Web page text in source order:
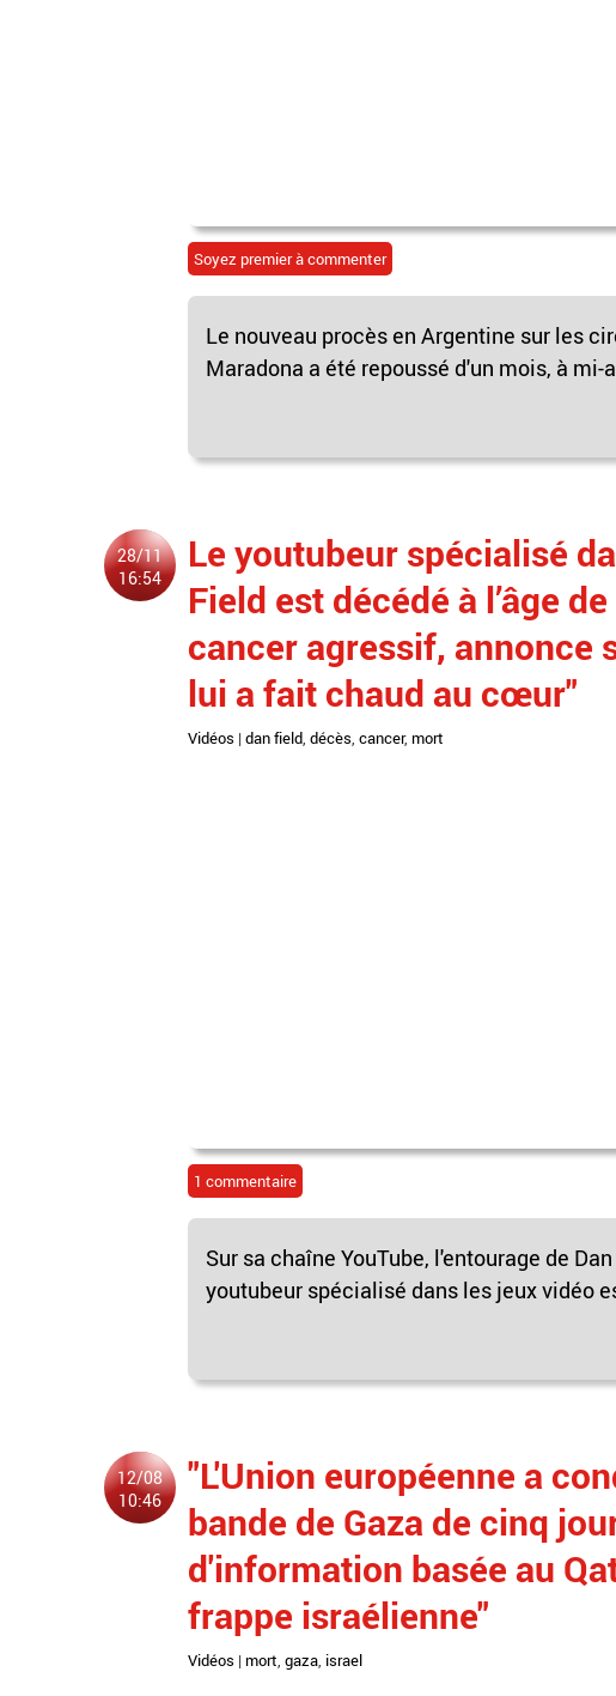
Soyez premier à commenter
Le nouveau procès en Argentine sur les
Maradona a été repoussé d'un mois, à
28/11
16:54
Le youtubeur spécialisé
Field est décédé à l’âge
cancer agressif, annonce
lui a fait chaud au cœur"
Vidéos | dan field, décès, cancer, mort
1 commentaire
Sur sa chaîne YouTube, l'entourage de
youtubeur spécialisé dans les jeux vidéo
12/08
10:46
"L'Union européenne a
bande de Gaza de cinq
d'information basée au
frappe israélienne"
Vidéos | mort gaza israel